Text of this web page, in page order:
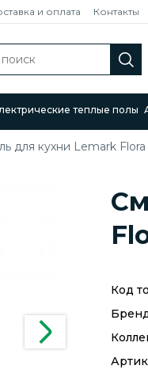
и оплата Контакты
теплые полы
для кухни Lemark
Код